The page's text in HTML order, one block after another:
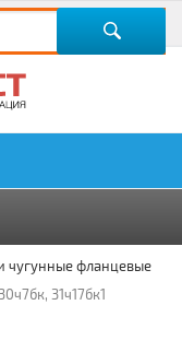
чугунные фланцевые
31ч17бк1